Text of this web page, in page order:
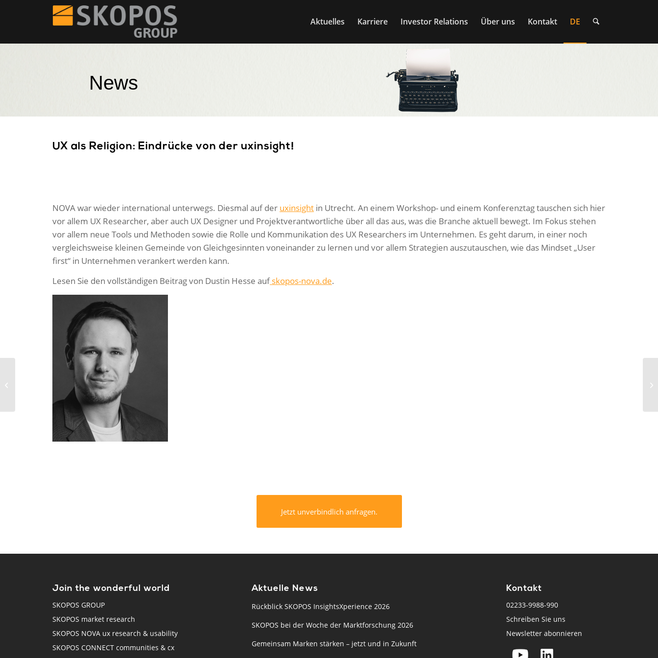
Aktuelles Karriere Investor Relations Über uns Kontakt DE
News
UX als Religion: Eindrücke von der uxinsight!
NOVA war wieder international unterwegs. Diesmal auf der uxinsight in Utrecht. An einem Workshop- und einem Konferenztag tauschen sich hier
vor allem UX Researcher, aber auch UX Designer und Projektverantwortliche über all das aus, was die Branche aktuell bewegt. Im Fokus stehen
vor allem neue Tools und Methoden sowie die Rolle und Kommunikation des UX Researchers im Unternehmen. Es geht darum, in einer noch
vergleichsweise kleinen Gemeinde von Gleichgesinnten voneinander zu lernen und vor allem Strategien auszutauschen, wie das Mindset „User
first“ in Unternehmen verankert werden kann.
Lesen Sie den vollständigen Beitrag von Dustin Hesse aufskopos-nova.de.
Jetzt unverbindlich anfragen.
Join the wonderful world
SKOPOS GROUP
SKOPOS market research
SKOPOS NOVA ux research & usability
SKOPOS CONNECT communities & cx
Aktuelle News
Rückblick SKOPOS InsightsXperience 2026
SKOPOS bei der Woche der Marktforschung 2026
Gemeinsam Marken stärken – jetzt und in Zukunft
Kontakt
02233-9988-990
Schreiben Sie uns
Newsletter abonnieren
SKOPOS auf dem e-Marketingday